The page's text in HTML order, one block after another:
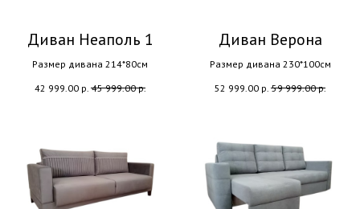
Диван Неаполь 1
Размер дивана 214*80см
42 999.00 р. 45 999.00 р.
Диван Верона
Размер дивана 230*100см
52 999.00 р. 59 999.00 р.